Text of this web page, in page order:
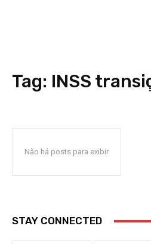
Tag: INSS
Não há posts para exibir
STAY CONNECTED